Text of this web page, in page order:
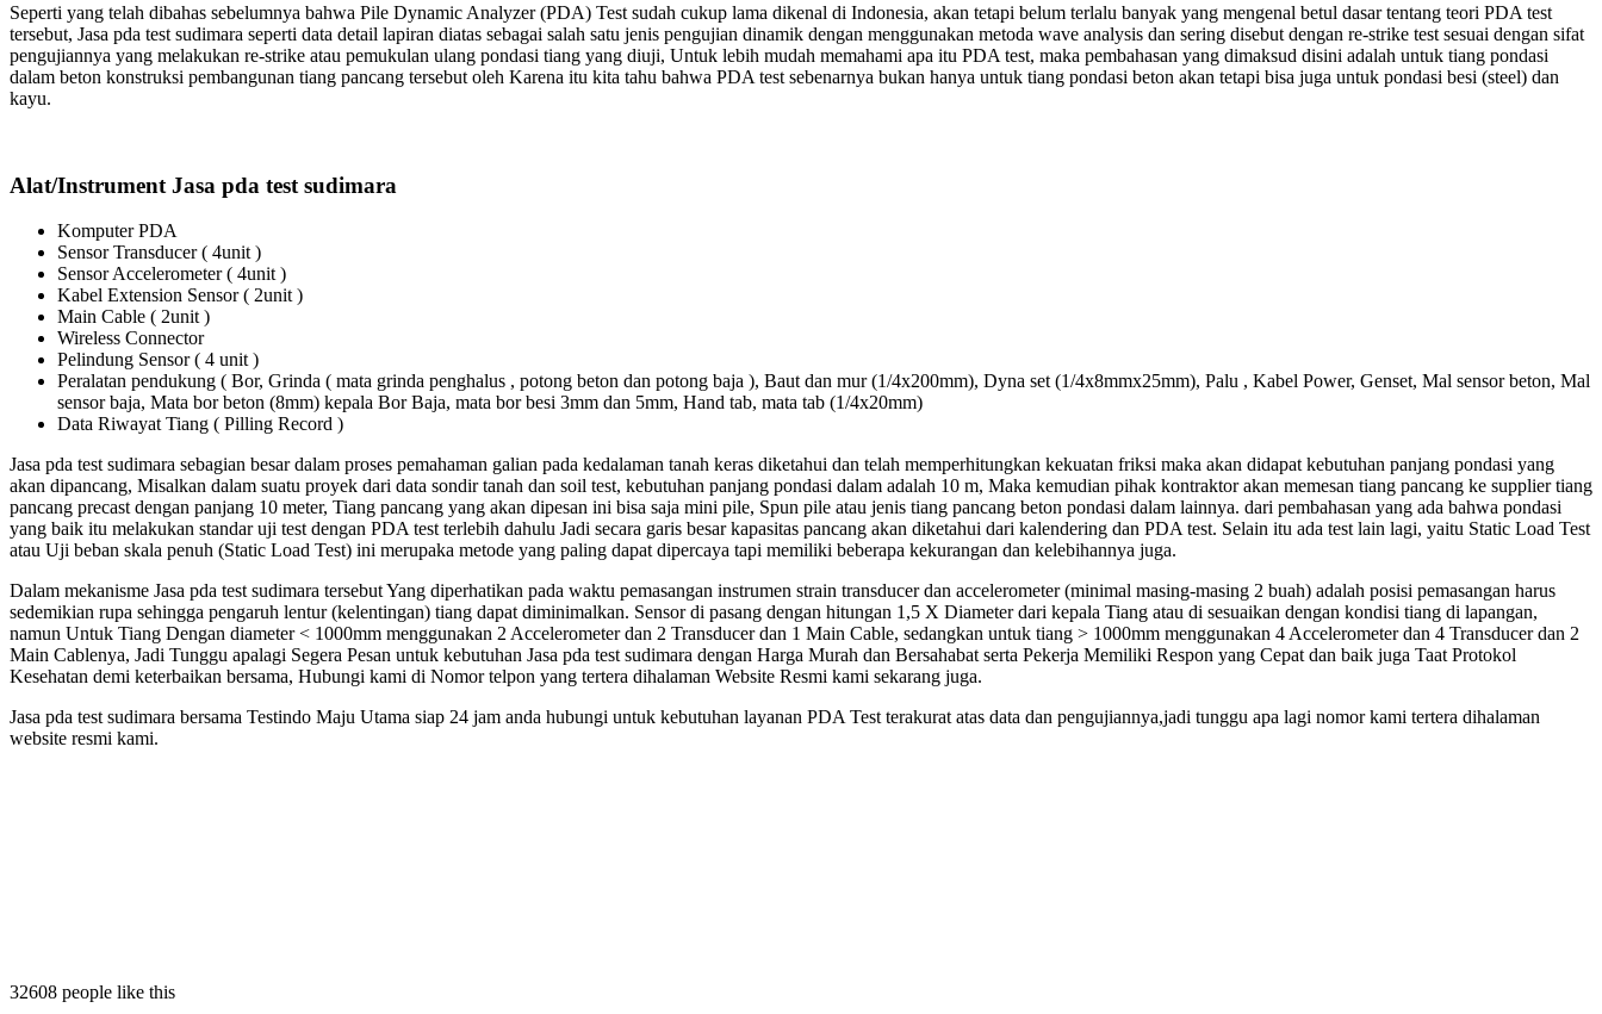
Seperti yang telah dibahas sebelumnya bahwa Pile Dynamic Analyzer (PDA) Test sudah cukup lama dikenal di Indonesia, akan tetapi belum terlalu banyak yang mengenal betul dasar tentang teori PDA test
tersebut, Jasa pda test sudimara seperti data detail lapiran diatas sebagai salah satu jenis pengujian dinamik dengan menggunakan metoda wave analysis dan sering disebut dengan re-strike test sesuai dengan sifat
pengujiannya yang melakukan re-strike atau pemukulan ulang pondasi tiang yang diuji, Untuk lebih mudah memahami apa itu PDA test, maka pembahasan yang dimaksud disini adalah untuk tiang pondasi
dalam beton konstruksi pembangunan tiang pancang tersebut oleh Karena itu kita tahu bahwa PDA test sebenarnya bukan hanya untuk tiang pondasi beton akan tetapi bisa juga untuk pondasi besi (steel) dan
kayu.
Alat/Instrument Jasa pda test sudimara
Komputer PDA
Sensor Transducer ( 4unit )
Sensor Accelerometer ( 4unit )
Kabel Extension Sensor ( 2unit )
Main Cable ( 2unit )
Wireless Connector
Pelindung Sensor ( 4 unit )
Peralatan pendukung ( Bor, Grinda ( mata grinda penghalus , potong beton dan potong baja ), Baut dan mur (1/4x200mm), Dyna set (1/4x8mmx25mm), Palu , Kabel Power, Genset, Mal sensor beton, Mal
sensor baja, Mata bor beton (8mm) kepala Bor Baja, mata bor besi 3mm dan 5mm, Hand tab, mata tab (1/4x20mm)
Data Riwayat Tiang ( Pilling Record )
Jasa pda test sudimara sebagian besar dalam proses pemahaman galian pada kedalaman tanah keras diketahui dan telah memperhitungkan kekuatan friksi maka akan didapat kebutuhan panjang pondasi yang
akan dipancang, Misalkan dalam suatu proyek dari data sondir tanah dan soil test, kebutuhan panjang pondasi dalam adalah 10 m, Maka kemudian pihak kontraktor akan memesan tiang pancang ke supplier tiang
pancang precast dengan panjang 10 meter, Tiang pancang yang akan dipesan ini bisa saja mini pile, Spun pile atau jenis tiang pancang beton pondasi dalam lainnya. dari pembahasan yang ada bahwa pondasi
yang baik itu melakukan standar uji test dengan PDA test terlebih dahulu Jadi secara garis besar kapasitas pancang akan diketahui dari kalendering dan PDA test. Selain itu ada test lain lagi, yaitu Static Load Test
atau Uji beban skala penuh (Static Load Test) ini merupaka metode yang paling dapat dipercaya tapi memiliki beberapa kekurangan dan kelebihannya juga.
Dalam mekanisme Jasa pda test sudimara tersebut Yang diperhatikan pada waktu pemasangan instrumen strain transducer dan accelerometer (minimal masing-masing 2 buah) adalah posisi pemasangan harus
sedemikian rupa sehingga pengaruh lentur (kelentingan) tiang dapat diminimalkan. Sensor di pasang dengan hitungan 1,5 X Diameter dari kepala Tiang atau di sesuaikan dengan kondisi tiang di lapangan,
namun Untuk Tiang Dengan diameter < 1000mm menggunakan 2 Accelerometer dan 2 Transducer dan 1 Main Cable, sedangkan untuk tiang > 1000mm menggunakan 4 Accelerometer dan 4 Transducer dan 2
Main Cablenya, Jadi Tunggu apalagi Segera Pesan untuk kebutuhan Jasa pda test sudimara dengan Harga Murah dan Bersahabat serta Pekerja Memiliki Respon yang Cepat dan baik juga Taat Protokol
Kesehatan demi keterbaikan bersama, Hubungi kami di Nomor telpon yang tertera dihalaman Website Resmi kami sekarang juga.
Jasa pda test sudimara bersama Testindo Maju Utama siap 24 jam anda hubungi untuk kebutuhan layanan PDA Test terakurat atas data dan pengujiannya,jadi tunggu apa lagi nomor kami tertera dihalaman
website resmi kami.
32608 people like this